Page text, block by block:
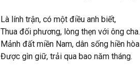
Là lính trận, có một điều anh biết,
Thua đối phương, lòng thẹn với ông cha.
Mảnh đất miền Nam, dân sống hiền hòa
Được gìn giữ, trải qua bao năm tháng.